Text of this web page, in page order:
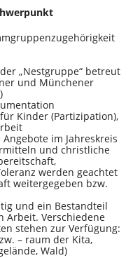
„Nestgruppe“ betreut
und Münchener
Kinder (Partizipation),
im Jahreskreis
und christliche
werden geachtet
weitergegeben bzw.
und ein Bestandteil
Arbeit. Verschiedene
stehen zur Verfügung:
– raum der Kita,
Wald)